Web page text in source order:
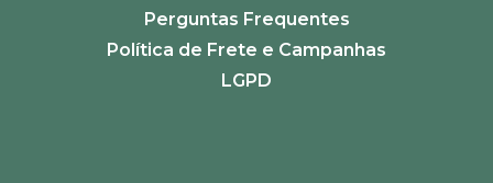
Perguntas Frequentes
Política de Frete e Campanhas
LGPD